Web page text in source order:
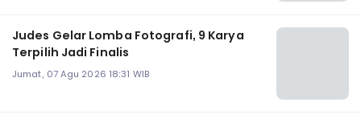
Judes Gelar Lomba Fotografi, 9 Karya
Terpilih Jadi Finalis
Jumat, 07 Agu 2026 18:31 WIB